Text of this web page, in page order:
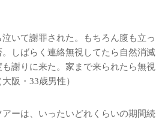
いて謝罪された。もちろん腹も立っ
しばらく連絡無視してたら自然消滅
謝りに来た。家まで来られたら無視
阪・33歳男性）
ーは、いったいどれくらいの期間続